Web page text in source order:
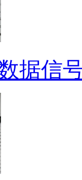
据信